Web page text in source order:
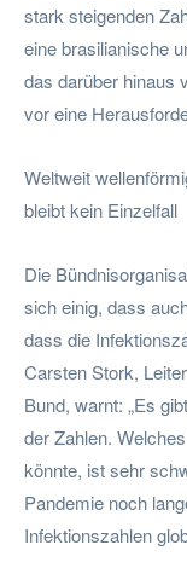
stark steigenden
eine brasilianische
das darüber hinaus
vor eine
Weltweit
bleibt kein Einzelfall
Die
sich einig, dass
dass die
Carsten Stork,
Bund, warnt: „Es
der Zahlen.
könnte, ist sehr
Pandemie noch
Infektionszahlen